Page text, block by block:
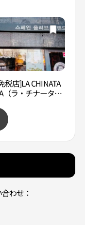
税店]LA CHINATA
（ラ・チナータ・
わせ：